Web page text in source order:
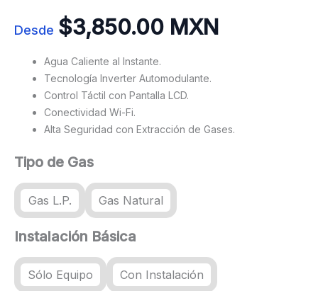
Desde $3,850.00 MXN
Agua Caliente al Instante.
Tecnología Inverter Automodulante.
Control Táctil con Pantalla LCD.
Conectividad Wi-Fi.
Alta Seguridad con Extracción de Gases.
Tipo de Gas
Gas L.P. Gas Natural
Instalación Básica
Sólo Equipo Con Instalación